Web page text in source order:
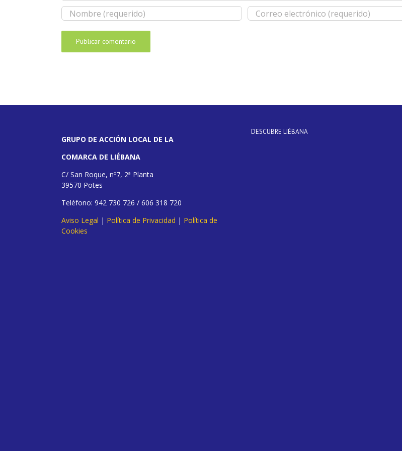
GRUPO DE ACCIÓN LOCAL DE LA
COMARCA DE LIÉBANA
C/ San Roque, nº7, 2ª Planta
39570 Potes
Teléfono: 942 730 726 / 606 318 720
Aviso Legal | Política de Privacidad | Política de
Cookies
DESCUBRE LIÉBANA